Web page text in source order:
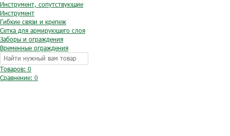
Инструмент, сопутствующие
Инструмент
Гибкие связи и крепеж
Сетка для армирующего слоя
Заборы и ограждения
Временные ограждения
Товаров: 0
Сравнение: 0